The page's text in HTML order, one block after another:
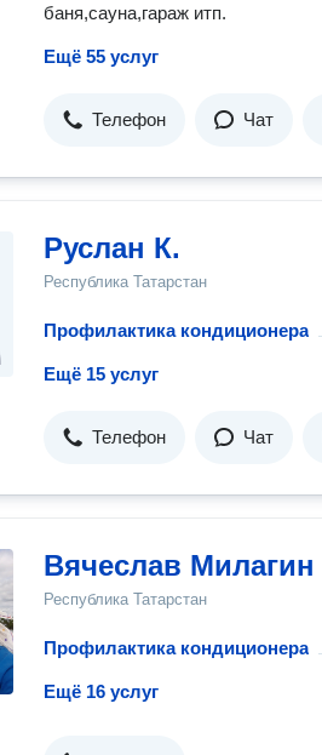
баня,сауна,гараж итп.
Ещё 55 услуг
Телефон Чат
Руслан К.
Республика Татарстан
Профилактика кондиционера
Ещё 15 услуг
Телефон Чат
Вячеслав Милагин
Республика Татарстан
Профилактика кондиционера
Ещё 16 услуг